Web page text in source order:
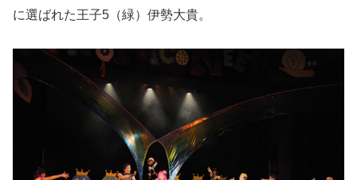
に選ばれた王子5（緑）伊勢大貴。